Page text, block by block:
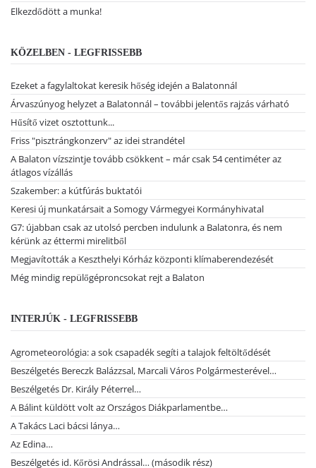
Elkezdődött a munka!
KÖZELBEN - LEGFRISSEBB
Ezeket a fagylaltokat keresik hőség idején a Balatonnál
Árvaszúnyog helyzet a Balatonnál – további jelentős rajzás várható
Hűsítő vizet osztottunk...
Friss "pisztrángkonzerv" az idei strandétel
A Balaton vízszintje tovább csökkent – már csak 54 centiméter az
átlagos vízállás
Szakember: a kútfúrás buktatói
Keresi új munkatársait a Somogy Vármegyei Kormányhivatal
G7: újabban csak az utolsó percben indulunk a Balatonra, és nem
kérünk az éttermi mirelitből
Megjavították a Keszthelyi Kórház központi klímaberendezését
Még mindig repülőgéproncsokat rejt a Balaton
INTERJÚK - LEGFRISSEBB
Agrometeorológia: a sok csapadék segíti a talajok feltöltődését
Beszélgetés Bereczk Balázzsal, Marcali Város Polgármesterével…
Beszélgetés Dr. Király Péterrel…
A Bálint küldött volt az Országos Diákparlamentbe…
A Takács Laci bácsi lánya…
Az Edina…
Beszélgetés id. Kőrösi Andrással… (második rész)